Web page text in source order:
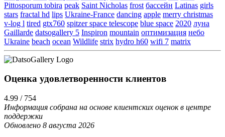
Pittosporum tobira peak Saint Nicholas frost бассейн Latinas girls
stars fractal hd lips Ukraine-France dancing apple merry christmas
v-log l tired gtx760 spitzer space telescope blue space 2020 луна
Gaillarde datsogallery 5 Inspiron mountain оптимизация небо
Ukraine beach ocean Wildlife strix hydro h60 wifi 7 matrix
Оценка удовлетворенности клиентов
4.99 / 754
Информация собрана на основе клиентских оценок в центре
поддержки
Обновлено 8 августа 2026